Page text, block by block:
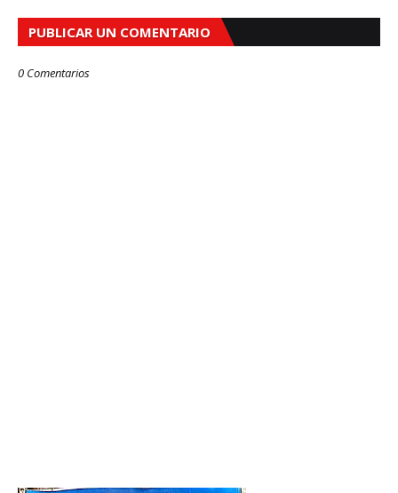
PUBLICAR UN COMENTARIO
0 Comentarios